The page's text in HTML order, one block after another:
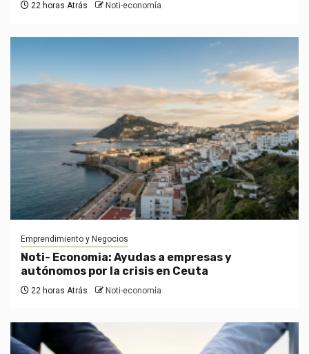
22 horas Atrás Noti-economía
Emprendimiento y Negocios
Noti- Economia: Ayudas a empresas y
autónomos por la crisis en Ceuta
22 horas Atrás Noti-economía